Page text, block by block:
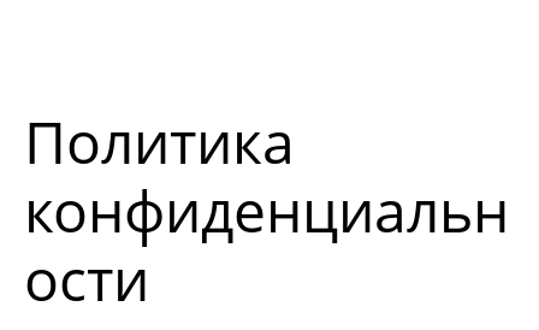
Политика
конфиденциальн
ости